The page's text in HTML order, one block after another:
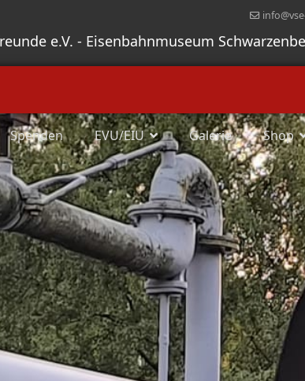
e.V. - Eisenbahnmuseum
Spenden EVU/EIU Galerie Shop